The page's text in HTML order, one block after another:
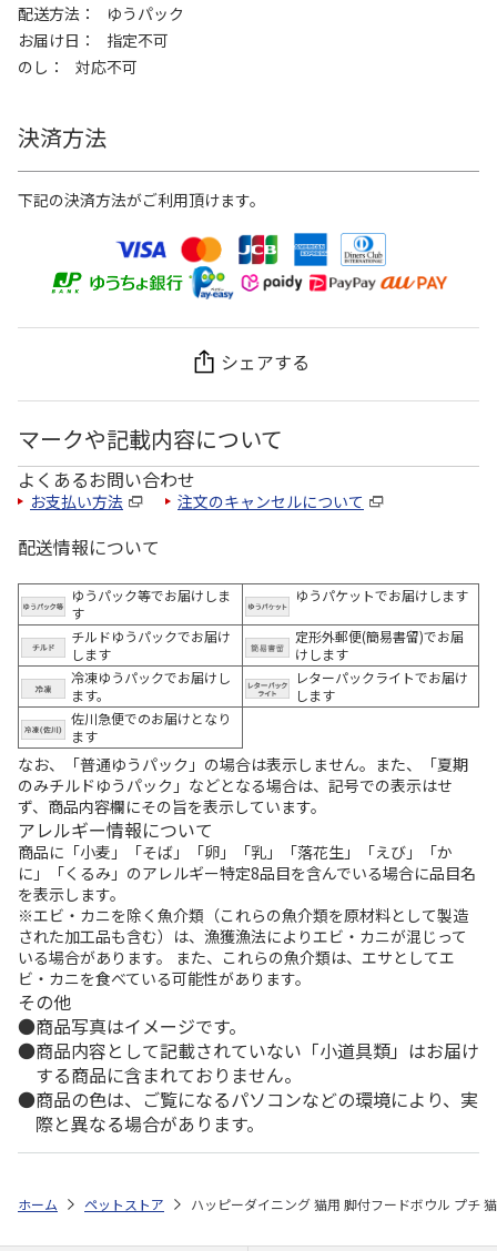
配送方法
ゆうパック
お届け日
指定不可
のし
対応不可
決済方法
下記の決済方法がご利用頂けます。
シェアする
マークや記載内容について
よくあるお問い合わせ
お支払い方法 注文のキャンセルについて
配送情報について
ゆうパック等でお届けしま
す
ゆうパケットでお届けします
チルドゆうパックでお届け
します
定形外郵便(簡易書留)でお届
けします
冷凍ゆうパックでお届けし
ます。
レターパックライトでお届け
します
佐川急便でのお届けとなり
ます
なお、「普通ゆうパック」の場合は表示しません。また、「夏期
のみチルドゆうパック」などとなる場合は、記号での表示はせ
ず、商品内容欄にその旨を表示しています。
アレルギー情報について
商品に「小麦」「そば」「卵」「乳」「落花生」「えび」「か
に」「くるみ」のアレルギー特定8品目を含んでいる場合に品目名
を表示します。
※エビ・カニを除く魚介類（これらの魚介類を原材料として製造
された加工品も含む）は、漁獲漁法によりエビ・カニが混じって
いる場合があります。 また、これらの魚介類は、エサとしてエ
ビ・カニを食べている可能性があります。
その他
商品写真はイメージです。
商品内容として記載されていない「小道具類」はお届け
する商品に含まれておりません。
商品の色は、ご覧になるパソコンなどの環境により、実
際と異なる場合があります。
ホーム ペットストア ハッピーダイニング 猫用 脚付フードボウル プチ